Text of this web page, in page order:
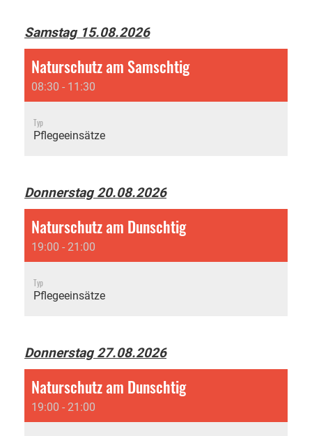
Samstag 15.08.2026
Naturschutz am Samschtig
08:30 - 11:30
Typ
Pflegeeinsätze
Donnerstag 20.08.2026
Naturschutz am Dunschtig
19:00 - 21:00
Typ
Pflegeeinsätze
Donnerstag 27.08.2026
Naturschutz am Dunschtig
19:00 - 21:00